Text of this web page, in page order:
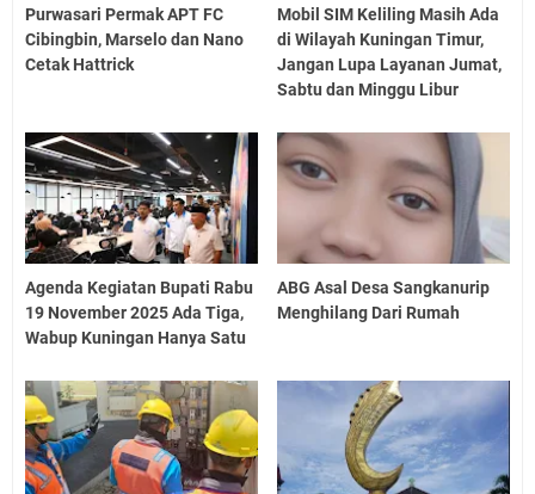
Purwasari Permak APT FC
Cibingbin, Marselo dan Nano
Cetak Hattrick
Mobil SIM Keliling Masih Ada
di Wilayah Kuningan Timur,
Jangan Lupa Layanan Jumat,
Sabtu dan Minggu Libur
Agenda Kegiatan Bupati Rabu
19 November 2025 Ada Tiga,
Wabup Kuningan Hanya Satu
ABG Asal Desa Sangkanurip
Menghilang Dari Rumah